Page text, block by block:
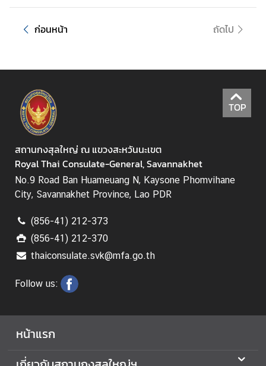
ก่อนหน้า ถัดไป
TOP
สถานกงสุลใหญ่ ณ แขวงสะหวันนะเขต
Royal Thai Consulate-General, Savannakhet
No.9 Road Ban Huameuang N, Kaysone Phomvihane
City, Savannakhet Province, Lao PDR
(856-41) 212-373
(856-41) 212-370
thaiconsulate.svk@mfa.go.th
Follow us:
หน้าแรก